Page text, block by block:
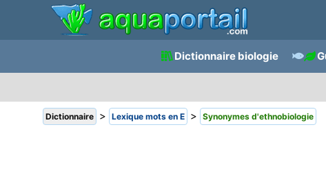
Dictionnaire biologie
Dictionnaire > Lexique mots en E > Synonymes d'ethnobiologie